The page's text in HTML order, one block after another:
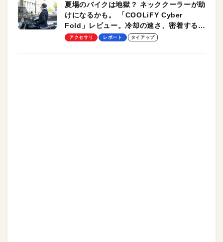
夏場のバイクは地獄？ ネッククーラーが助
けになるかも。 「COOLiFY Cyber
Fold」レビュー。冷却の速さ、密着する冷
却プレート、シンプルな操作性がグッド！
アクセサリ レポート タイアップ